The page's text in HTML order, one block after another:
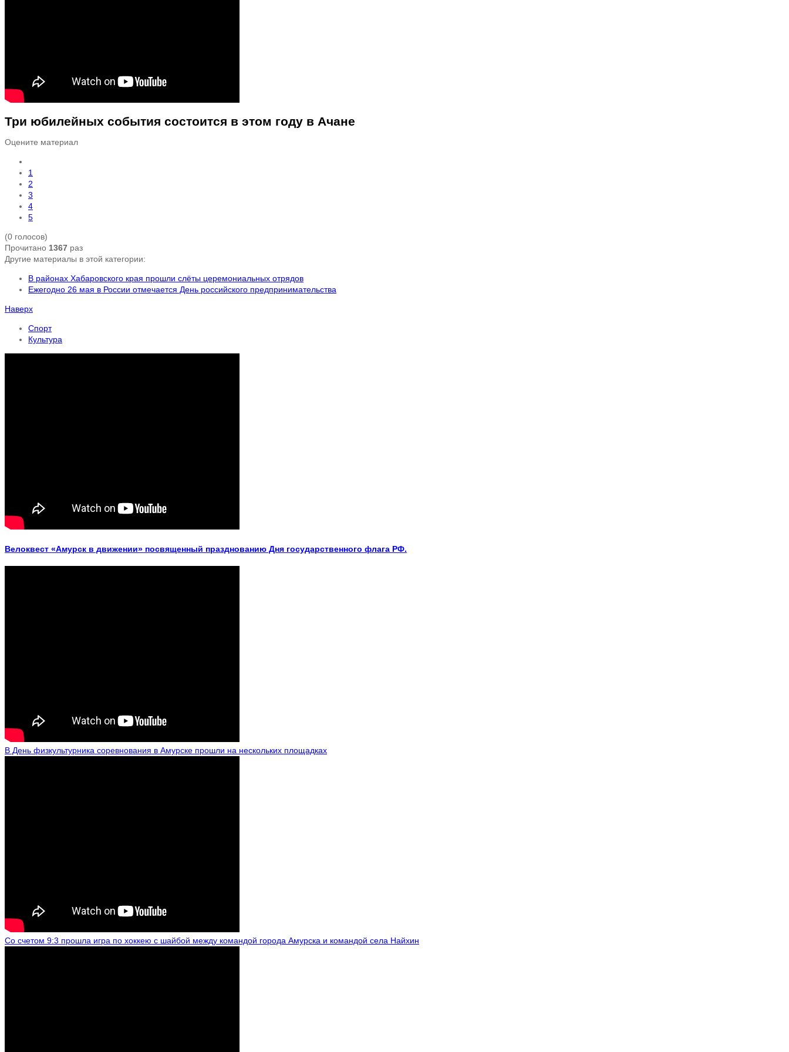
Три юбилейных события состоится в этом году в Ачане
Оцените материал
1
2
3
4
5
(0 голосов)
Прочитано 1367 раз
Другие материалы в этой категории:
В районах Хабаровского края прошли слёты церемониальных отрядов
Ежегодно 26 мая в России отмечается День российского предпринимательства
Наверх
Спорт
Культура
Велоквест «Амурск в движении» посвященный празднованию Дня государственного флага РФ.
В День физкультурника соревнования в Амурске прошли на нескольких площадках
Со счетом 9:3 прошла игра по хоккею с шайбой между командой города Амурска и командой села Найхин